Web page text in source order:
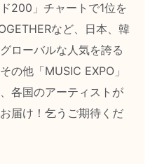
200」チャートで1位を
など、日本、韓
ローバルな人気を誇る
の他「MUSIC EXPO」
各国のアーティストが
届け！乞うご期待くだ